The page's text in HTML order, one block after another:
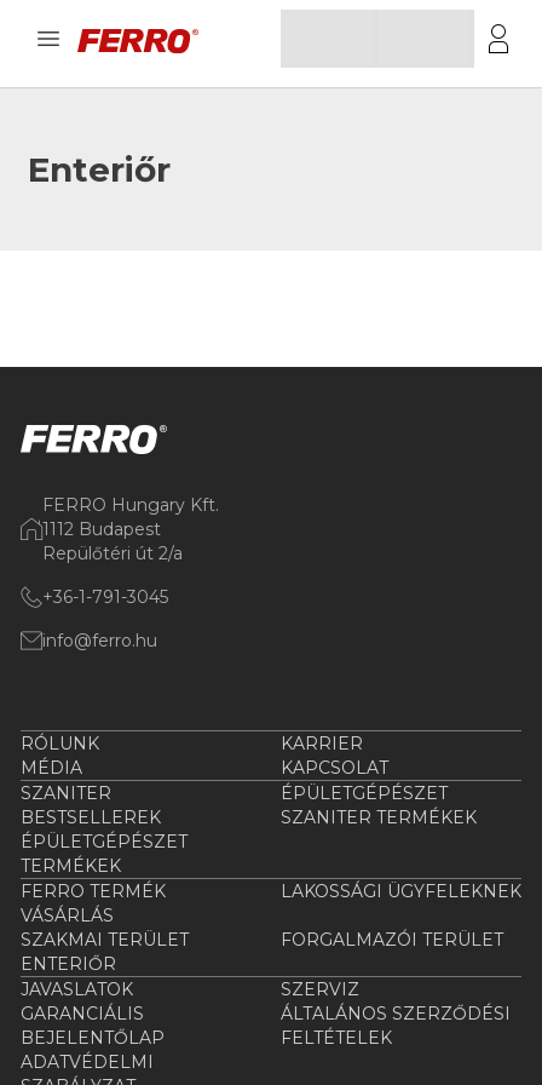
Enteriőr
FERRO Hungary Kft.
1112 Budapest
Repülőtéri út 2/a
+36-1-791-3045
info@ferro.hu
RÓLUNK
KARRIER
MÉDIA
KAPCSOLAT
SZANITER
ÉPÜLETGÉPÉSZET
BESTSELLEREK
SZANITER TERMÉKEK
ÉPÜLETGÉPÉSZET
TERMÉKEK
FERRO TERMÉK
VÁSÁRLÁS
LAKOSSÁGI ÜGYFELEKNEK
SZAKMAI TERÜLET
FORGALMAZÓI TERÜLET
ENTERIŐR
JAVASLATOK
SZERVIZ
GARANCIÁLIS
BEJELENTŐLAP
ÁLTALÁNOS SZERZŐDÉSI
FELTÉTELEK
ADATVÉDELMI